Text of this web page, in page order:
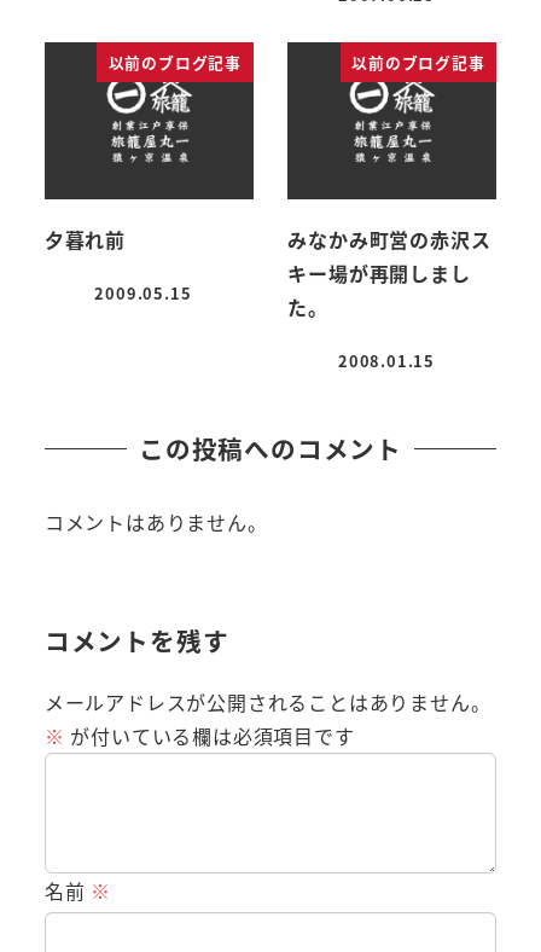
投稿日
以前のブログ記事
夕暮れ前
投稿日
2009.05.15
以前のブログ記事
みなかみ町営の赤沢ス
キー場が再開しまし
た。
投稿日
2008.01.15
この投稿へのコメント
コメントはありません。
コメントを残す
メールアドレスが公開されることはありません。
※ が付いている欄は必須項目です
名前 ※